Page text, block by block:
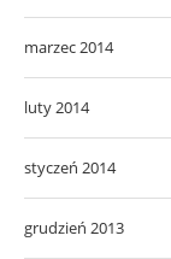
marzec 2014
luty 2014
styczeń 2014
grudzień 2013